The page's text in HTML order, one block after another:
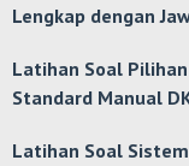
Lengkap dengan
Latihan Soal
Standard Manual
Latihan Soal